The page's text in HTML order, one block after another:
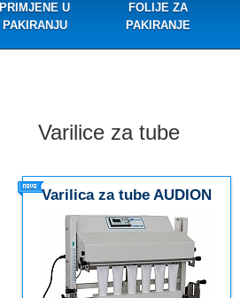
PRIMJENE U
PAKIRANJU
FOLIJE ZA
PAKIRANJE
Varilice za tube
Varilica za tube AUDION
TUBE SEALER 50